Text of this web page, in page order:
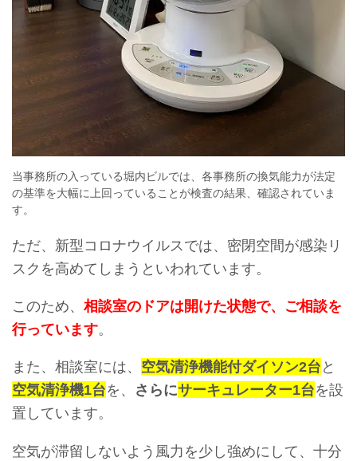
当事務所の入っている堀内ビルでは、各事務所の換気能力が法定
の基準を大幅に上回っていることが検査の結果、確認されていま
す。
ただ、新型コロナウイルスでは、密閉空間が感染リ
スクを高めてしまうといわれています。
このため、 相談室のドアは開けた状態で、ご相談を
行っています。
また、相談室には、 空気清浄機能付ダイソン2台と
空気清浄機1台を、 さらにサーキュレーター1台を設
置しています。
空気が滞留しないよう風力を少し強めにして、十分